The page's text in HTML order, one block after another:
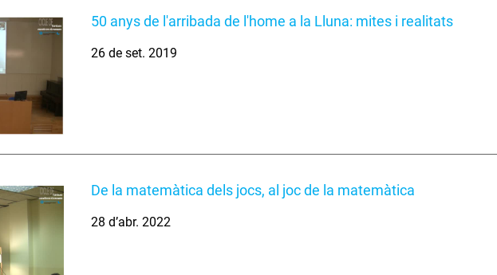
50 anys de l'arribada de l'home a la Lluna: mites i realitats
26 de set. 2019
De la matemàtica dels jocs, al joc de la matemàtica
28 d’abr. 2022